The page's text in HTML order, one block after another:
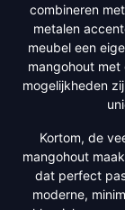
combineren
metalen
meubel een
mangohout
mogelijkheden
Kortom, de
mangohout
dat perfect
moderne,